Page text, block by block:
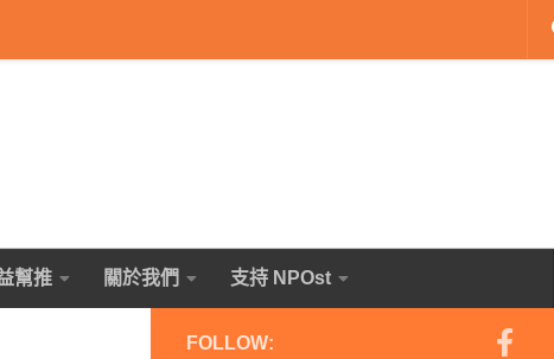
幫推 關於我們 支持 NPOst
FOLLOW: